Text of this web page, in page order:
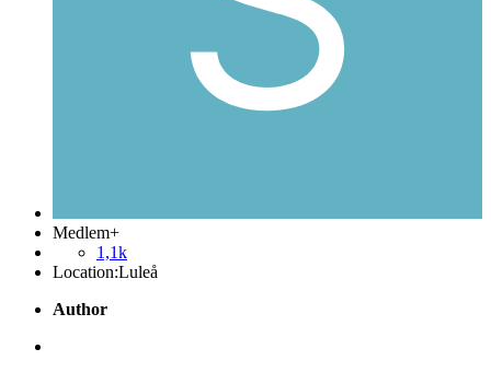
Medlem+
1,1k
Location:Luleå
Author